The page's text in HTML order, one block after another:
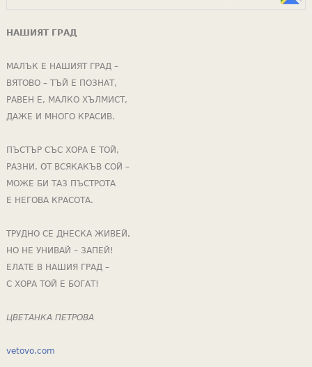
НАШИЯТ ГРАД
МАЛЪК Е НАШИЯТ ГРАД –
ВЯТОВО – ТЪЙ Е ПОЗНАТ,
РАВЕН Е, МАЛКО ХЪЛМИСТ,
ДАЖЕ И МНОГО КРАСИВ.
ПЪСТЪР СЪС ХОРА Е ТОЙ,
РАЗНИ, ОТ ВСЯКАКЪВ СОЙ –
МОЖЕ БИ ТАЗ ПЪСТРОТА
Е НЕГОВА КРАСОТА.
ТРУДНО СЕ ДНЕСКА ЖИВЕЙ,
НО НЕ УНИВАЙ – ЗАПЕЙ!
ЕЛАТЕ В НАШИЯ ГРАД –
С ХОРА ТОЙ Е БОГАТ!
ЦВЕТАНКА ПЕТРОВА
vetovo.com